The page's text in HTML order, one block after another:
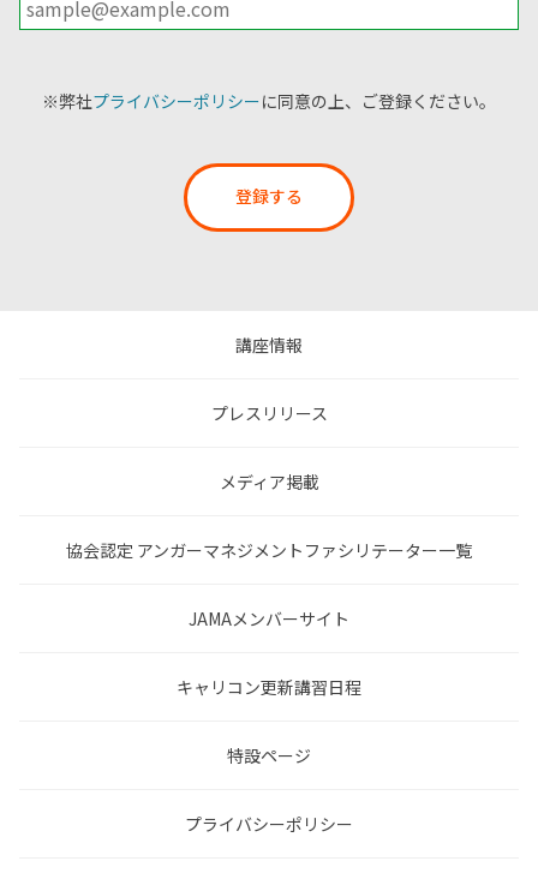
※弊社プライバシーポリシーに同意の上、ご登録ください。
登録する
講座情報
プレスリリース
メディア掲載
協会認定 アンガーマネジメントファシリテーター一覧
JAMAメンバーサイト
キャリコン更新講習日程
特設ページ
プライバシーポリシー